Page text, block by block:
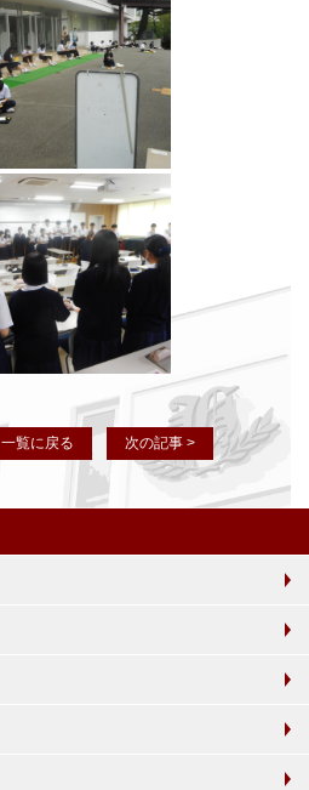
一覧に戻る 次の記事 >